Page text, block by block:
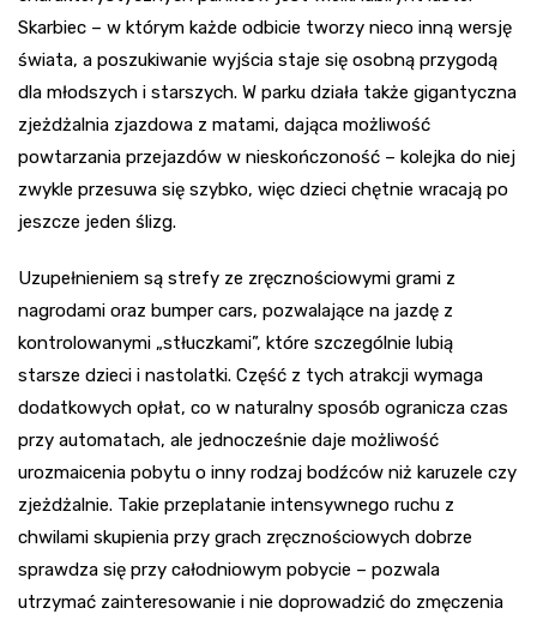
Skarbiec – w którym każde odbicie tworzy nieco inną wersję
świata, a poszukiwanie wyjścia staje się osobną przygodą
dla młodszych i starszych. W parku działa także gigantyczna
zjeżdżalnia zjazdowa z matami, dająca możliwość
powtarzania przejazdów w nieskończoność – kolejka do niej
zwykle przesuwa się szybko, więc dzieci chętnie wracają po
jeszcze jeden ślizg.
Uzupełnieniem są strefy ze zręcznościowymi grami z
nagrodami oraz bumper cars, pozwalające na jazdę z
kontrolowanymi „stłuczkami”, które szczególnie lubią
starsze dzieci i nastolatki. Część z tych atrakcji wymaga
dodatkowych opłat, co w naturalny sposób ogranicza czas
przy automatach, ale jednocześnie daje możliwość
urozmaicenia pobytu o inny rodzaj bodźców niż karuzele czy
zjeżdżalnie. Takie przeplatanie intensywnego ruchu z
chwilami skupienia przy grach zręcznościowych dobrze
sprawdza się przy całodniowym pobycie – pozwala
utrzymać zainteresowanie i nie doprowadzić do zmęczenia